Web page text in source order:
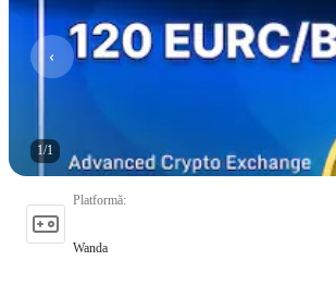
1/1
Platformă:
Wanda